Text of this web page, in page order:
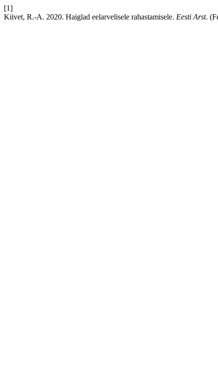
[1]
Kiivet, R.-A. 2020. Haiglad eelarvelisele rahastamisele. Eesti Arst.